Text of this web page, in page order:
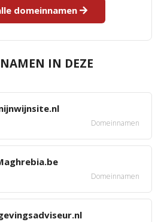
domeinnamen
IN DEZE
Domeinnamen
Domeinnamen